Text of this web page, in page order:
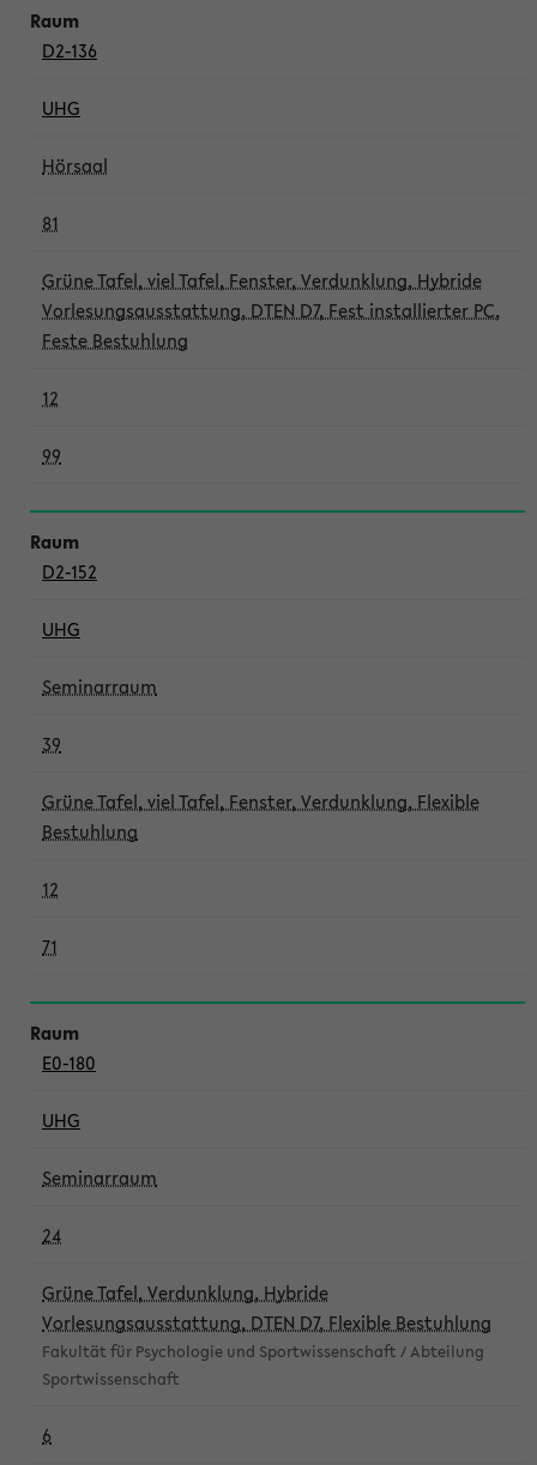
D2-136
UHG
Hörsaal
81
Grüne Tafel, viel Tafel, Fenster, Verdunklung, Hybride
Vorlesungsausstattung, DTEN D7, Fest installierter PC,
Feste Bestuhlung
12
99
D2-152
UHG
Seminarraum
39
Grüne Tafel, viel Tafel, Fenster, Verdunklung, Flexible
Bestuhlung
12
71
E0-180
UHG
Seminarraum
24
Grüne Tafel, Verdunklung, Hybride
Vorlesungsausstattung, DTEN D7, Flexible Bestuhlung
Fakultät für Psychologie und Sportwissenschaft / Abteilung
Sportwissenschaft
6